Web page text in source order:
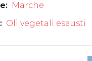
Marche
Oli vegetali esausti